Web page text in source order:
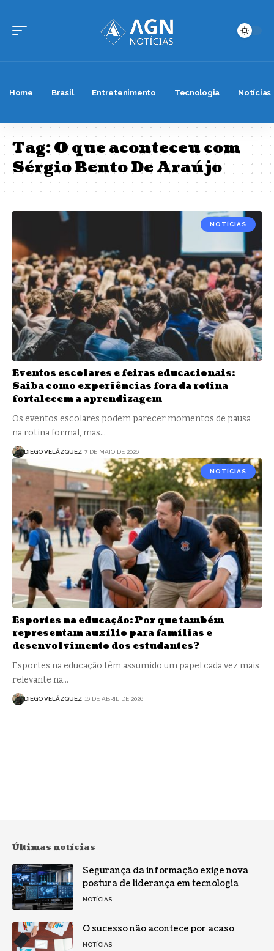
Home Brasil Entretenimento Tecnologia Notícias
Tag:O que aconteceu com
Sérgio Bento De Araújo
NOTÍCIAS
Eventos escolares e feiras educacionais:
Saiba como experiências fora da rotina
fortalecem a aprendizagem
Os eventos escolares podem parecer momentos de pausa
na rotina formal, mas…
DIEGO VELÁZQUEZ 7 DE MAIO DE 2026
NOTÍCIAS
Esportes na educação: Por que também
representam auxílio para famílias e
desenvolvimento dos estudantes?
Esportes na educação têm assumido um papel cada vez mais
relevante na…
DIEGO VELÁZQUEZ 16 DE ABRIL DE 2026
Últimas notícias
Segurança da informação exige nova
postura de liderança em tecnologia
NOTÍCIAS
O sucesso não acontece por acaso
NOTÍCIAS